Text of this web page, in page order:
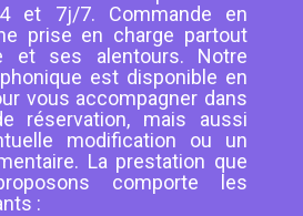
et 7j/7. Commande en
prise en charge partout
et ses alentours. Notre
est disponible en
vous accompagner dans
réservation, mais aussi
modification ou un
La prestation que
comporte les
: